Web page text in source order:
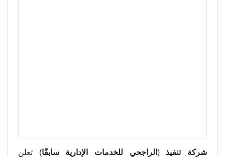
شركة تنفيذ ( الراجحي للخدمات الإدارية سابقًا) تعلن